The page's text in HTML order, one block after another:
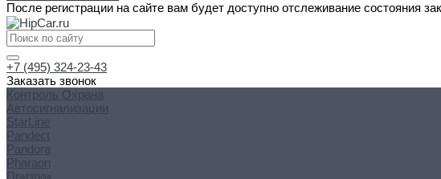
После регистрации на сайте вам будет доступно отслеживание состояния
+7 (495) 324-23-43
Заказать звонок
Контроль Охрана
Автосигнализации
StarLine
Pandect
Pandora
Pharaon
Призрак